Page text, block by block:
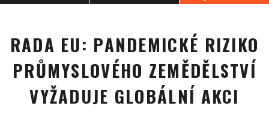
RADA EU: PANDEMICKÉ RIZIKO
PRŮMYSLOVÉHO ZEMĚDĚLSTVÍ
VYŽADUJE GLOBÁLNÍ AKCI